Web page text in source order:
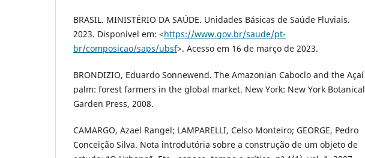
BRASIL. MINISTÉRIO DA SAÚDE. Unidades Básicas de Saúde Fluviais.
2023. Disponível em: <https://www.gov.br/saude/pt-
br/composicao/saps/ubsf>. Acesso em 16 de março de 2023.
BRONDIZIO, Eduardo Sonnewend. The Amazonian Caboclo and the Açaí
palm: forest farmers in the global market. New York: New York Botanical
Garden Press, 2008.
CAMARGO, Azael Rangel; LAMPARELLI, Celso Monteiro; GEORGE, Pedro
Conceição Silva. Nota introdutória sobre a construção de um objeto de